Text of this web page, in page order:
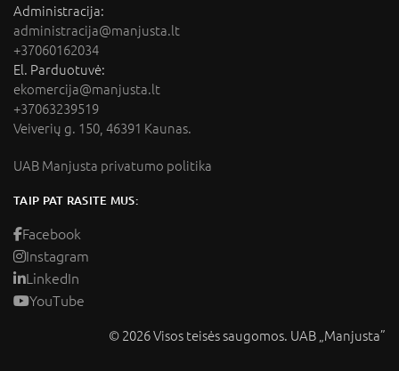
Administracija:
administracija@manjusta.lt
+37060162034
El. Parduotuvė:
ekomercija@manjusta.lt
+37063239519
Veiverių g. 150, 46391 Kaunas.
UAB Manjusta privatumo politika
TAIP PAT RASITE MUS:
Facebook
Instagram
LinkedIn
YouTube
© 2026 Visos teisės saugomos. UAB „Manjusta”